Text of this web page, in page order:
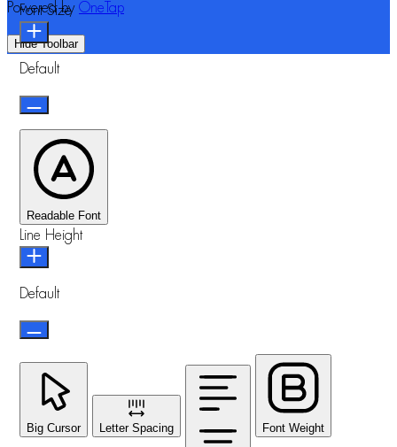
Powered by OneTap
Hide Toolbar
Font Size
Default
Readable Font
Line Height
Default
Big Cursor Letter Spacing Font Weight